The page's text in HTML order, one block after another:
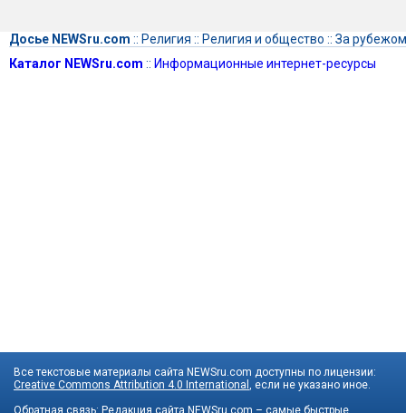
Досье NEWSru.com :: Религия :: Религия и общество :: За рубежом
Каталог NEWSru.com :: Информационные интернет-ресурсы
Все текстовые материалы сайта NEWSru.com доступны по лицензии:
Creative Commons Attribution 4.0 International
, если не указано иное.
Обратная связь: Редакция сайта NEWSru.com – самые быстрые